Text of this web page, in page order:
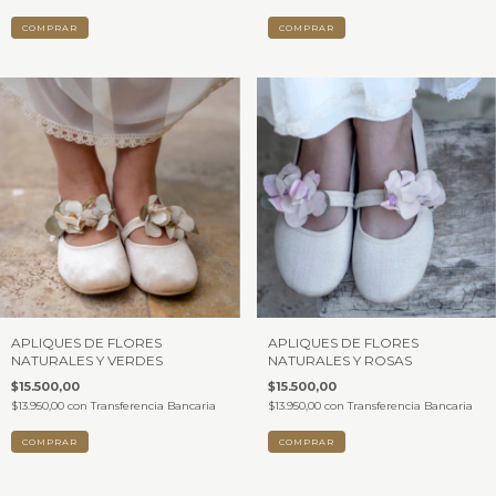
COMPRAR COMPRAR
APLIQUES DE FLORES
NATURALES Y VERDES
$15.500,00
$13.950,00 con Transferencia Bancaria
APLIQUES DE FLORES
NATURALES Y ROSAS
$15.500,00
$13.950,00 con Transferencia Bancaria